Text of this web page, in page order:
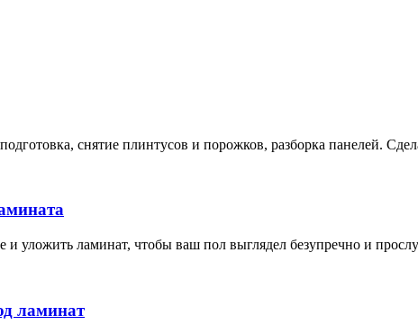
снятие плинтусов и порожков, разборка панелей.
и уложить ламинат, чтобы ваш пол выглядел безупречно и
ламинат